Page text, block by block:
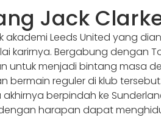
Jack
akademi Leeds United yang
karirnya. Bergabung dengan
untuk menjadi bintang masa
bermain reguler di klub
berpindah ke
harapan dapat